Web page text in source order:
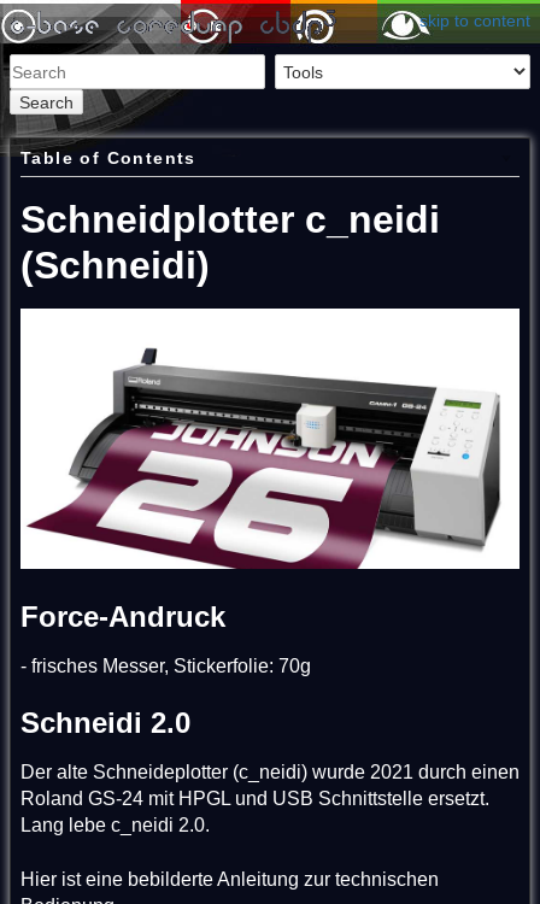
skip to content
Search
Table of Contents
Schneidplotter c_neidi
(Schneidi)
Force-Andruck
- frisches Messer, Stickerfolie: 70g
Schneidi 2.0
Der alte Schneideplotter (c_neidi) wurde 2021 durch einen
Roland GS-24 mit HPGL und USB Schnittstelle ersetzt.
Lang lebe c_neidi 2.0.
Hier ist eine bebilderte Anleitung zur technischen